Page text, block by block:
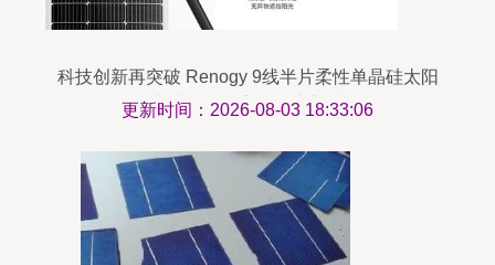
科技创新再突破 Renogy 9线半片柔性单晶硅太阳
能电池板引领高效发电新时代
更新时间：2026-08-03 18:33:06